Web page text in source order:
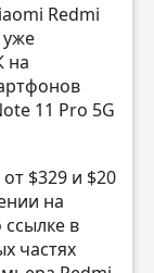
Redmi
уже
на
11 Pro 5G
$329 и $20
на
в
частях